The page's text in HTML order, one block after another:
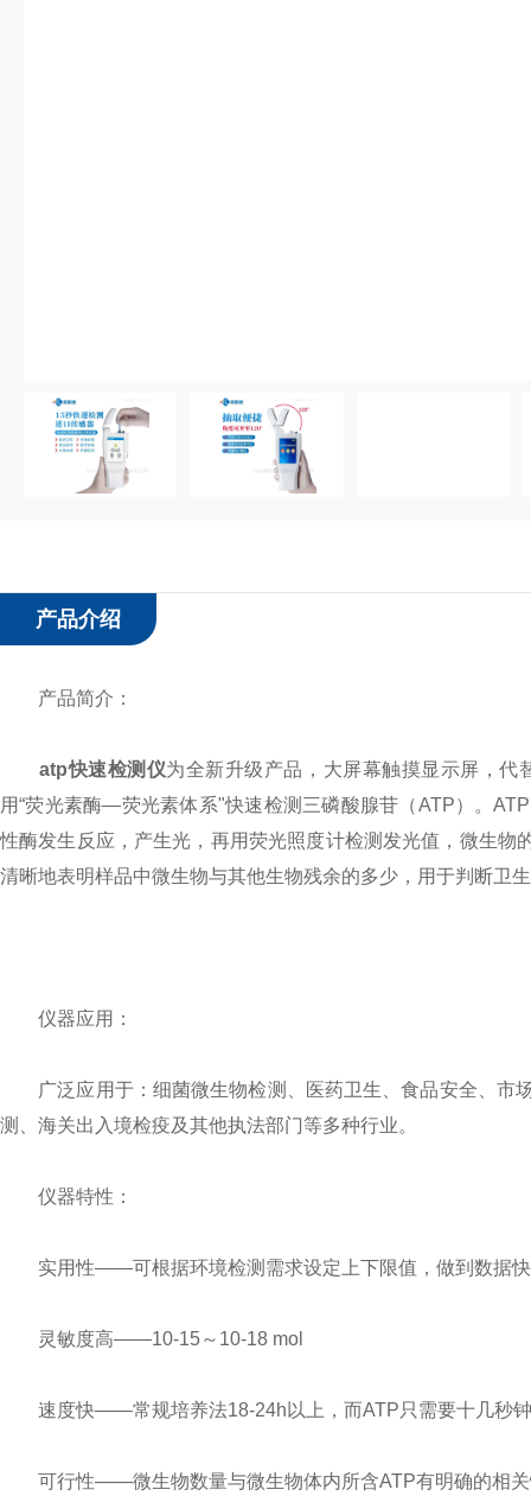
产品介绍
产品简介：
atp快速检测仪为全新升级产品，大屏幕触摸显示屏，代
用“荧光素酶—荧光素体系"快速检测三磷酸腺苷（ATP）。
性酶发生反应，产生光，再用荧光照度计检测发光值，微生
清晰地表明样品中微生物与其他生物残余的多少，用于判断卫
仪器应用：
广泛应用于：细菌微生物检测、医药卫生、食品安全、市
测、海关出入境检疫及其他执法部门等多种行业。
仪器特性：
实用性——可根据环境检测需求设定上下限值，做到数据快
灵敏度高——10-15～10-18 mol
速度快——常规培养法18-24h以上，而ATP只需要十几秒
可行性——微生物数量与微生物体内所含ATP有明确的相关